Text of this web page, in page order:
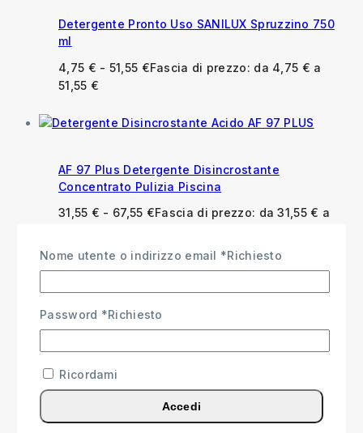
Detergente Pronto Uso SANILUX Spruzzino 750
ml
4,75 € - 51,55 €Fascia di prezzo: da 4,75 € a
51,55 €
AF 97 Plus Detergente Disincrostante
Concentrato Pulizia Piscina
31,55 € - 67,55 €Fascia di prezzo: da 31,55 € a
Anfosan Detergente Igienizzante per
Pavimenti e Superfici con Profumo Balsamico
15,99€
Nome utente o indirizzo email *Richiesto
Password *Richiesto
Ricordami
Accedi